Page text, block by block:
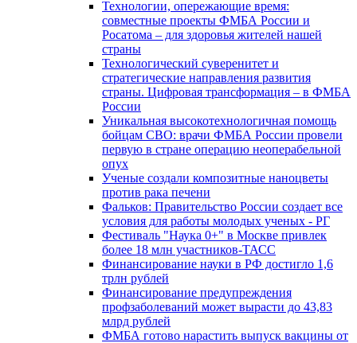
Технологии, опережающие время:
совместные проекты ФМБА России и
Росатома – для здоровья жителей нашей
страны
Технологический суверенитет и
стратегические направления развития
страны. Цифровая трансформация – в ФМБА
России
Уникальная высокотехнологичная помощь
бойцам СВО: врачи ФМБА России провели
первую в стране операцию неоперабельной
опух
Ученые создали композитные наноцветы
против рака печени
Фальков: Правительство России создает все
условия для работы молодых ученых - РГ
Фестиваль "Наука 0+" в Москве привлек
более 18 млн участников-ТАСС
Финансирование науки в РФ достигло 1,6
трлн рублей
Финансирование предупреждения
профзаболеваний может вырасти до 43,83
млрд рублей
ФМБА готово нарастить выпуск вакцины от